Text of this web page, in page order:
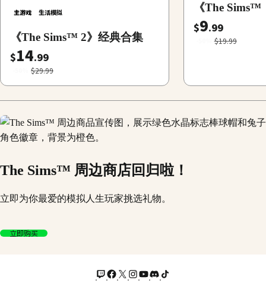
主游戏 生活模拟
《The Sims™ 2》经典合集
$14.99
$29.99
《The
$9.99
$19.99
The Sims™ 周边商店回归啦！
立即为你最爱的模拟人生玩家挑选礼物。
立即购买